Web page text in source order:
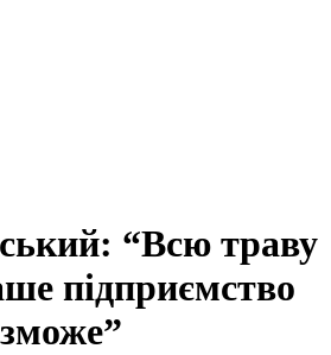
“Всю траву
підприємство